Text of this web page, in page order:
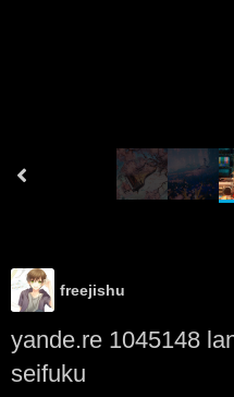
freejishu
yande.re 1045148
seifuku